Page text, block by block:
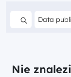
Filtruj
Data
Nie